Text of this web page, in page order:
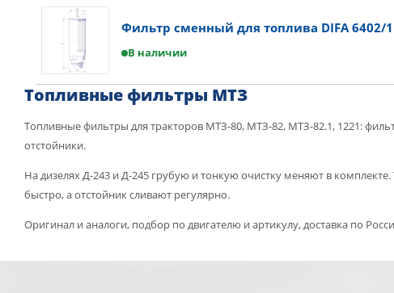
Фильтр сменный для топлива DIFA 6402/1
В наличии
Топливные фильтры МТЗ
Топливные фильтры для тракторов МТЗ-80, МТЗ-82, МТЗ-82.1, 1221:
отстойники.
На дизелях Д-243 и Д-245 грубую и тонкую очистку меняют в
быстро, а отстойник сливают регулярно.
Оригинал и аналоги, подбор по двигателю и артикулу, доставка по